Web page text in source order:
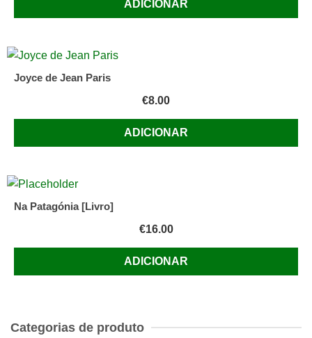
ADICIONAR
Joyce de Jean Paris
€8.00
ADICIONAR
Na Patagónia [Livro]
€16.00
ADICIONAR
Categorias de produto